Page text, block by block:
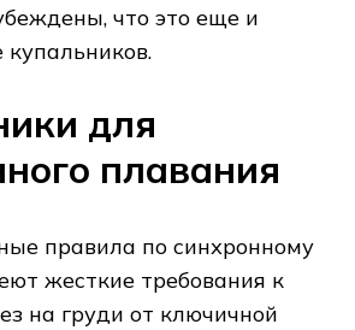
что это еще и
купальников.
для
плавания
правила по синхронному
жесткие требования к
на груди от ключичной